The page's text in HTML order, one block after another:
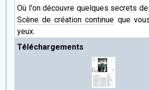
Où l'on découvre quelques secrets
Scène de création continue que
yeux.
Téléchargements